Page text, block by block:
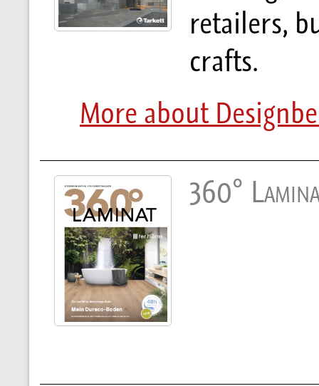
retailers,
crafts.
More about
360°